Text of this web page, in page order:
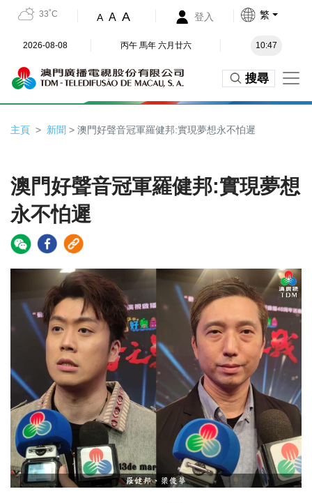
33˚C A A A 登入 繁
2026-08-08 丙午 馬年 六月廿六 10:47
搜尋
主頁 新聞 > 澳門好聲音冠軍羅健邦:實現夢想永不怕遲
澳門好聲音冠軍羅健邦:實現夢想
永不怕遲